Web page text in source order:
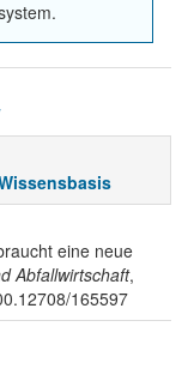
eine neue
Abfallwirtschaft,
165597